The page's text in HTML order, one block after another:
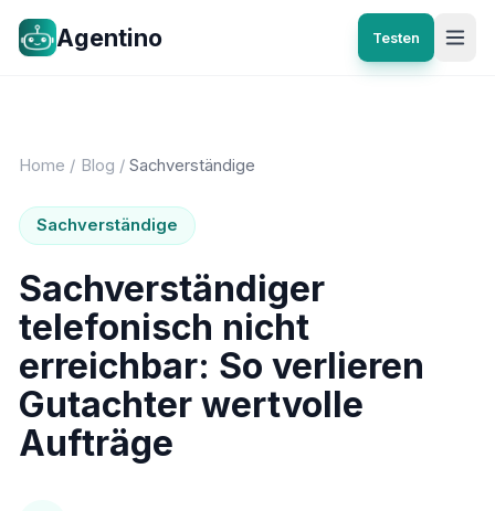
Agentino Testen
Home / Blog / Sachverständige
Sachverständige
Sachverständiger
telefonisch nicht
erreichbar: So verlieren
Gutachter wertvolle
Aufträge